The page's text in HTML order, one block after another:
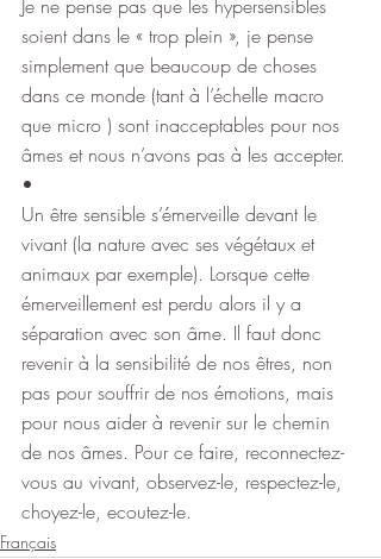
Je ne pense pas que les hypersensibles
soient dans le « trop plein », je pense
simplement que beaucoup de choses
dans ce monde (tant à l’échelle macro
que micro ) sont inacceptables pour nos
âmes et nous n’avons pas à les accepter.
•
Un être sensible s’émerveille devant le
vivant (la nature avec ses végétaux et
animaux par exemple). Lorsque cette
émerveillement est perdu alors il y a
séparation avec son âme. Il faut donc
revenir à la sensibilité de nos êtres, non
pas pour souffrir de nos émotions, mais
pour nous aider à revenir sur le chemin
de nos âmes. Pour ce faire, reconnectez-
vous au vivant, observez-le, respectez-le,
choyez-le, ecoutez-le.
Français